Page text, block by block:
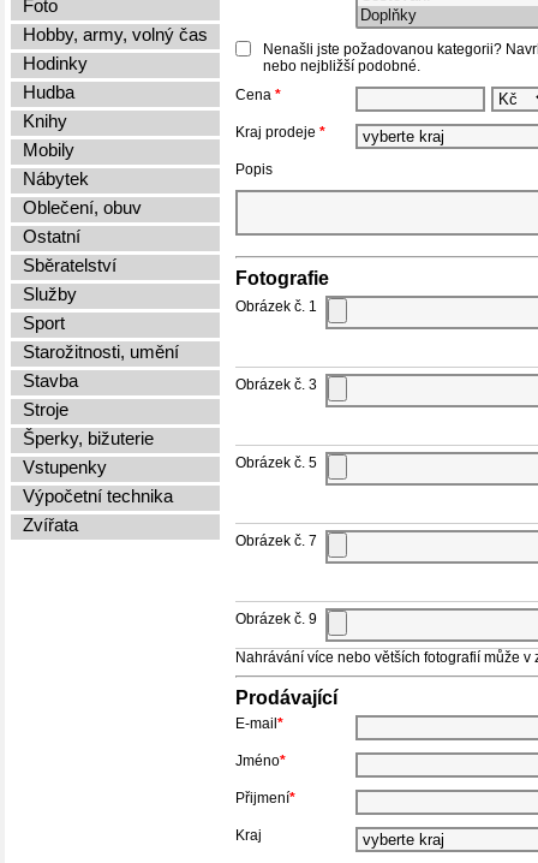
Nenašli jste požadovanou kategorii?
nebo nejbližší podobné.
Cena *
Kraj prodeje *
Popis
Fotografie
Obrázek č. 1
Obrázek č. 3
Obrázek č. 5
Obrázek č. 7
Obrázek č. 9
Nahrávání více nebo větších fotografií může
Prodávající
E-mail *
Jméno*
Přijmení*
Kraj
Foto
Hobby, army, volný čas
Hodinky
Hudba
Knihy
Mobily
Nábytek
Oblečení, obuv
Ostatní
Sběratelství
Služby
Sport
Starožitnosti, umění
Stavba
Stroje
Šperky, bižuterie
Vstupenky
Výpočetní technika
Zvířata